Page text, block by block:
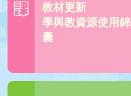
教材更新
學與教資源使用錦
囊